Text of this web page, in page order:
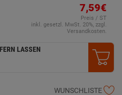
7,59€
Preis / ST
inkl. gesetzl. MwSt. 20%, zzgl.
Versandkosten.
LASSEN
WUNSCHLISTE